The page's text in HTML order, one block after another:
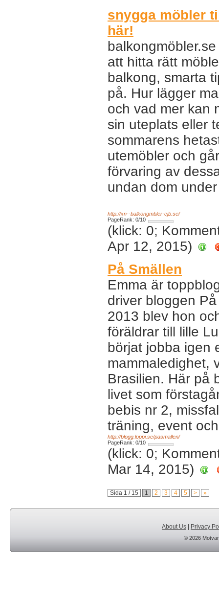
snygga möbler
här!
att hitta rätt
balkong, smarta
på. Hur lägger
och vad mer kan
sin uteplats eller
sommarens
utemöbler och
förvaring av
undan dom
http://xn--balkongmbler-cjb.se/
PageRank: 0/10
(klick: 0;
Apr 12, 2015)
På Smällen
Emma är
driver bloggen
2013 blev hon
föräldrar till lille
börjat jobba igen
mammaledighet,
Brasilien. Här på
livet som
bebis nr 2,
träning, event
http://blogg.loppi.se/pasmallen/
PageRank: 0/10
(klick: 0;
Mar 14, 2015)
Sida 1 / 15 1 2 3 4 5 > »
About Us Privacy
© 2026